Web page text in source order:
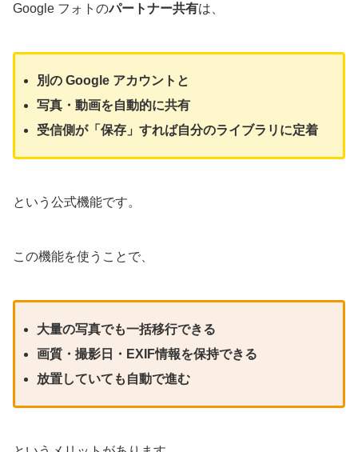
Google フォトのパートナー共有は、
別の Google アカウントと
写真・動画を自動的に共有
受信側が「保存」すれば自分のライブラリに定着
という公式機能です。
この機能を使うことで、
大量の写真でも一括移行できる
画質・撮影日・EXIF情報を保持できる
放置していても自動で進む